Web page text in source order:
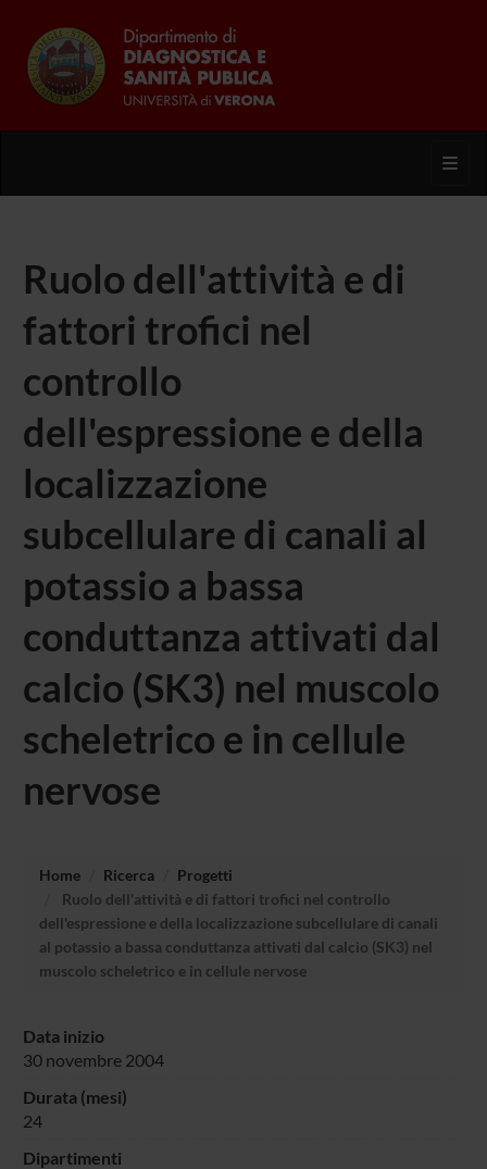
Ruolo dell'attività e di
fattori trofici nel
controllo
dell'espressione e della
localizzazione
subcellulare di canali al
potassio a bassa
conduttanza attivati dal
calcio (SK3) nel muscolo
scheletrico e in cellule
nervose
Home Ricerca
Progetti
Ruolo dell'attività e di fattori trofici nel controllo
dell'espressione e della localizzazione subcellulare di canali
al potassio a bassa conduttanza attivati dal calcio (SK3) nel
muscolo scheletrico e in cellule nervose
Data inizio
30 novembre 2004
Durata (mesi)
24
Dipartimenti